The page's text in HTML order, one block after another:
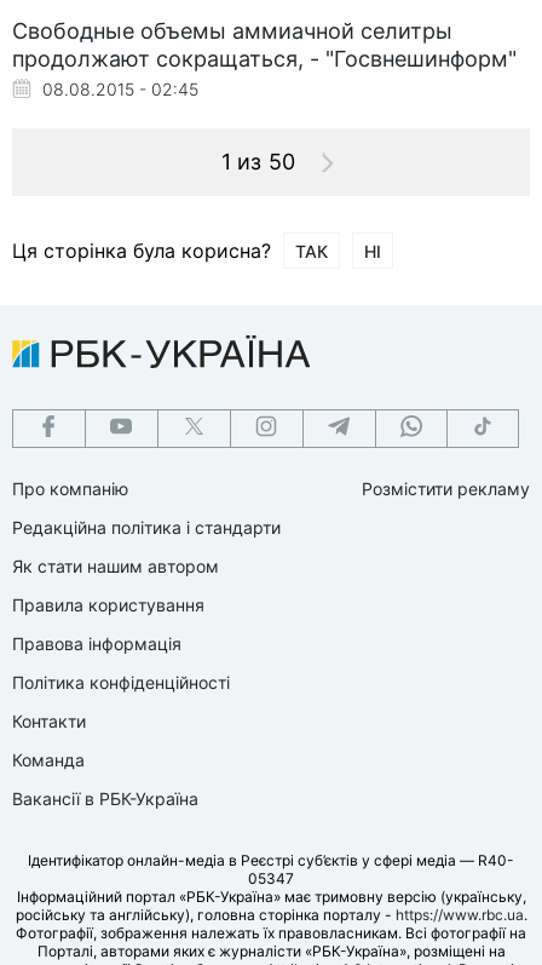
Свободные объемы аммиачной селитры
продолжают сокращаться, - "Госвнешинформ"
08.08.2015 - 02:45
1 из 50
Ця сторінка була корисна? ТАК НІ
Про компанію
Редакційна політика і стандарти
Як стати нашим автором
Правила користування
Правова інформація
Політика конфіденційності
Контакти
Команда
Вакансії в РБК-Україна
Розмістити рекламу
Ідентифікатор онлайн-медіа в Реєстрі суб’єктів у сфері медіа — R40-
05347
Інформаційний портал «РБК-Україна» має тримовну версію (українську,
російську та англійську), головна сторінка порталу - https://www.rbc.ua.
Фотографії, зображення належать їх правовласникам. Всі фотографії на
Порталі, авторами яких є журналісти «РБК-Україна», розміщені на